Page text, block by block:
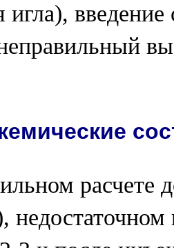
игла),
расчете
недостаточном